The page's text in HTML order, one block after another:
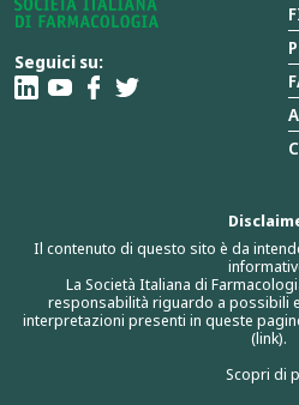
Seguici su:
Il contenuto di questo sito è da
La Società Italiana di
responsabilità riguardo a possibili
interpretazioni presenti in queste
(link).
Scopri di